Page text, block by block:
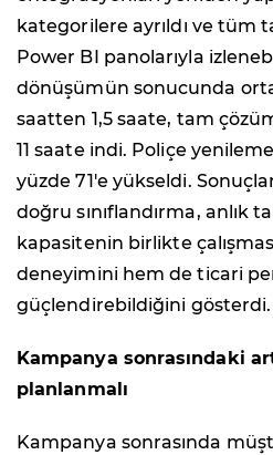
kategorilere ayrıldı ve tüm
Power BI panolarıyla
dönüşümün sonucunda
saatten 1,5 saate, tam
11 saate indi. Poliçe
yüzde 71'e yükseldi.
doğru sınıflandırma, anlık
kapasitenin birlikte
deneyimini hem de ticari
güçlendirebildiğini gösterdi.
Kampanya sonrasındaki
planlanmalı
Kampanya sonrasında